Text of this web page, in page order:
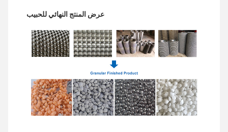
عرض المنتج النهائي للحبيب